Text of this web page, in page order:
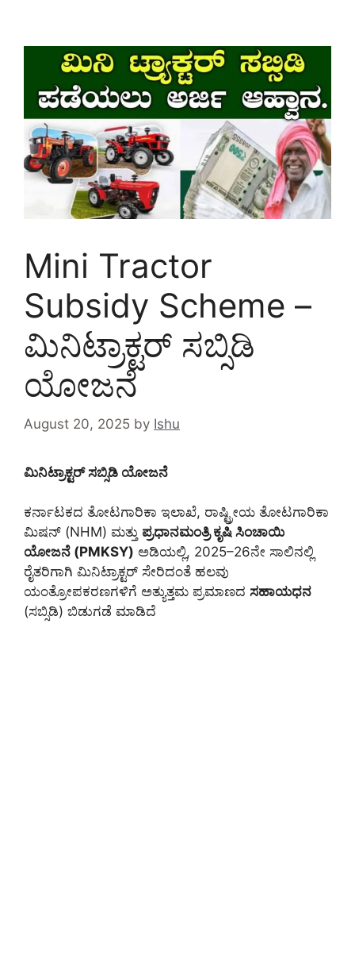
Mini Tractor
Subsidy Scheme –
ಮಿನಿಟ್ರಾಕ್ಟರ್ ಸಬ್ಸಿಡಿ
ಯೋಜನೆ
August 20, 2025 by Ishu
ಮಿನಿಟ್ರಾಕ್ಟರ್ ಸಬ್ಸಿಡಿ ಯೋಜನೆ
ಕರ್ನಾಟಕದ ತೋಟಗಾರಿಕಾ ಇಲಾಖೆ, ರಾಷ್ಟ್ರೀಯ ತೋಟಗಾರಿಕಾ
ಮಿಷನ್ (NHM) ಮತ್ತು ಪ್ರಧಾನಮಂತ್ರಿ ಕೃಷಿ ಸಿಂಚಾಯಿ
ಯೋಜನೆ (PMKSY) ಅಡಿಯಲ್ಲಿ, 2025–26ನೇ ಸಾಲಿನಲ್ಲಿ
ರೈತರಿಗಾಗಿ ಮಿನಿ‌ಟ್ರಾಕ್ಟರ್ ಸೇರಿದಂತೆ ಹಲವು
ಯಂತ್ರೋಪಕರಣಗಳಿಗೆ ಅತ್ಯುತ್ತಮ ಪ್ರಮಾಣದ ಸಹಾಯಧನ
(ಸಬ್ಸಿಡಿ) ಬಿಡುಗಡೆ ಮಾಡಿದೆ